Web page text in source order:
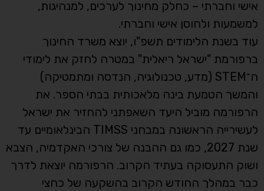
אישי וחברתי – כחלק מחינוך לערכים, למנהיגות,
למשמעות ולחוסן אישי וחברתי.
עוד בשנת הלימודים תשפ"ו, יוצא משרד החינוך
ברפורמת "ישראל ריאלית" במטרה לחזק את לימודי
ה־STEM (מדע, טכנולוגיה, הנדסה ומתמטיקה)
והמשך הטמעת בינה מלאכותית בבתי הספר. את
הרפורמה מוביל היעד השאפתני להחזיר את ישראל
לעשירייה הראשונה במבחני TIMSS הבינלאומיים עד
שנת 2027, כמו גם ההבנה של צורכי האקדמיה, הצבא
ושוק התעסוקה בעתיד הקרוב. הרפורמה יוצאת לדרך
כבר במהלך החודש הקרוב בהשקעה של כחצי